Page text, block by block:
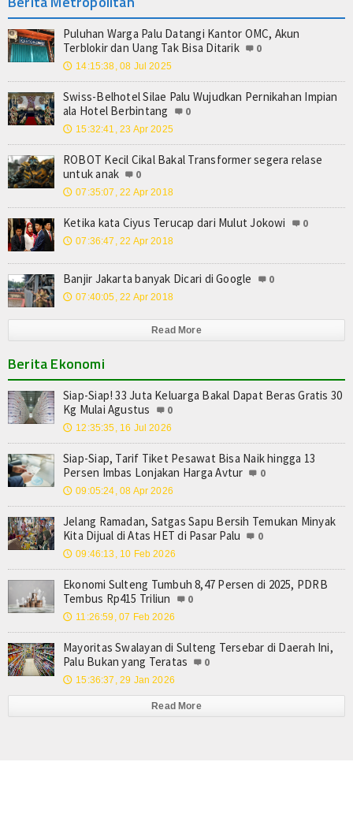
Puluhan Warga Palu Datangi Kantor OMC, Akun
Terblokir dan Uang Tak Bisa Ditarik
0
🕔 14:15:38, 08 Jul 2025
Swiss-Belhotel Silae Palu Wujudkan Pernikahan Impian
ala Hotel Berbintang
0
🕔 15:32:41, 23 Apr 2025
ROBOT Kecil Cikal Bakal Transformer segera relase
untuk anak
0
🕔 07:35:07, 22 Apr 2018
Ketika kata Ciyus Terucap dari Mulut Jokowi 0
🕔 07:36:47, 22 Apr 2018
Banjir Jakarta banyak Dicari di Google 0
🕔 07:40:05, 22 Apr 2018
Read More
Berita Ekonomi
Siap-Siap! 33 Juta Keluarga Bakal Dapat Beras Gratis 30
Kg Mulai Agustus
0
🕔 12:35:35, 16 Jul 2026
Siap-Siap, Tarif Tiket Pesawat Bisa Naik hingga 13
Persen Imbas Lonjakan Harga Avtur
0
🕔 09:05:24, 08 Apr 2026
Jelang Ramadan, Satgas Sapu Bersih Temukan Minyak
Kita Dijual di Atas HET di Pasar Palu
0
🕔 09:46:13, 10 Feb 2026
Ekonomi Sulteng Tumbuh 8,47 Persen di 2025, PDRB
Tembus Rp415 Triliun
0
🕔 11:26:59, 07 Feb 2026
Mayoritas Swalayan di Sulteng Tersebar di Daerah Ini,
Palu Bukan yang Teratas
0
🕔 15:36:37, 29 Jan 2026
Read More